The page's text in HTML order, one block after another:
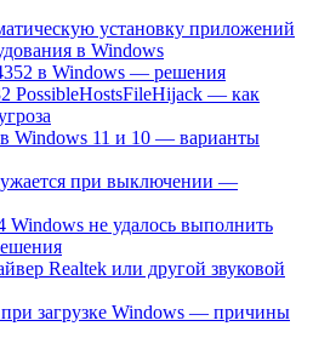
установку приложений
в Windows
в Windows — решения
PossibleHostsFileHijack — как
Windows 11 и 10 — варианты
при выключении —
не удалось выполнить
Realtek или другой звуковой
загрузке Windows — причины